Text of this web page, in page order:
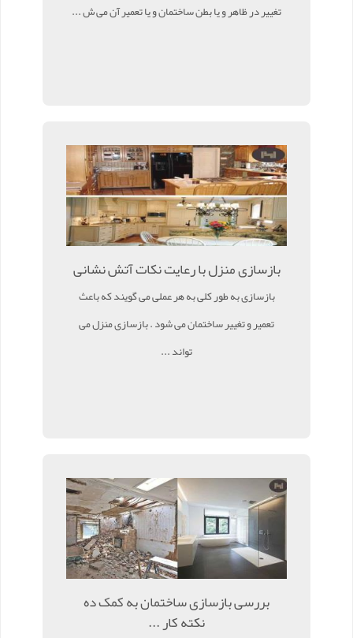
تغییر در ظاهر و یا بطن ساختمان و یا تعمیر آن می ش ...
بازسازی منزل با رعایت نکات آتش نشانی
بازسازی به طور کلی به هر عملی می گویند که باعث
تعمیر و تغییر ساختمان می شود . بازسازی منزل می
تواند ...
بررسی بازسازی ساختمان به کمک ده
نکته کار ...